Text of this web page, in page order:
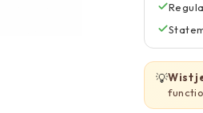
💡Wist